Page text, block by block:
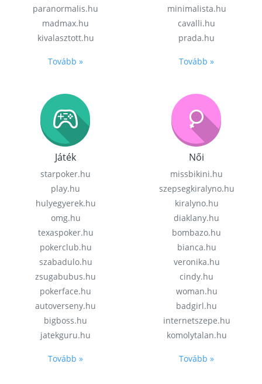
paranormalis.hu
madmax.hu
kivalasztott.hu
Tovább »
minimalista.hu
cavalli.hu
prada.hu
Tovább »
Játék
starpoker.hu
play.hu
hulyegyerek.hu
omg.hu
texaspoker.hu
pokerclub.hu
szabadulo.hu
zsugabubus.hu
pokerface.hu
autoverseny.hu
bigboss.hu
jatekguru.hu
Tovább »
Női
missbikini.hu
szepsegkiralyno.hu
kiralyno.hu
diaklany.hu
bombazo.hu
bianca.hu
veronika.hu
cindy.hu
woman.hu
badgirl.hu
internetszepe.hu
komolytalan.hu
Tovább »